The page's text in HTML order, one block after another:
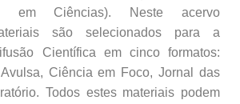
em Ciências). Neste acervo
são selecionados para a
Científica em cinco formatos:
Ciência em Foco, Jornal das
Todos estes materiais podem